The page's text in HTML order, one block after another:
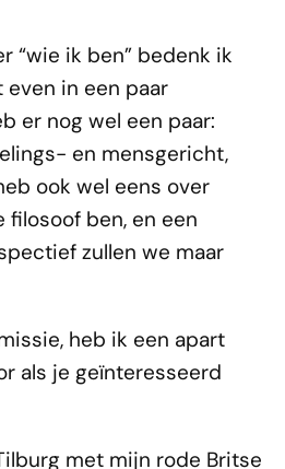
“wie ik ben” bedenk ik
in een paar
er nog wel een paar:
en mensgericht,
ook wel eens over
filosoof ben, en een
zullen we maar
heb ik een apart
als je geïnteresseerd
met mijn rode Britse